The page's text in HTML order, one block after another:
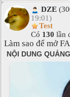
DZE
19:01)
Test
Có 130 lần
Làm sao để mở